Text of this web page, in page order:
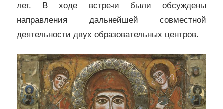
лет. В ходе встречи были обсуждены
направления дальнейшей совместной
деятельности двух образовательных центров.